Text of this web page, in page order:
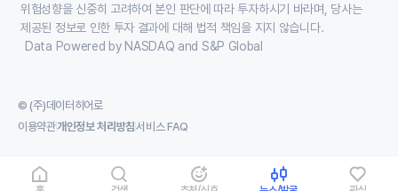
위험성향을 신중히 고려하여 본인 판단에 따라 투자하시기 바라며, 당사는
제공된 정보로 인한 투자 결과에 대해 법적 책임을 지지 않습니다.
Data Powered by NASDAQ and S&P Global
© (주)데이터히어로
이용약관개인정보 처리방침서비스 FAQ